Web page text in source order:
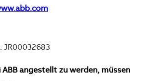
JR00032683
angestellt zu werden, müssen